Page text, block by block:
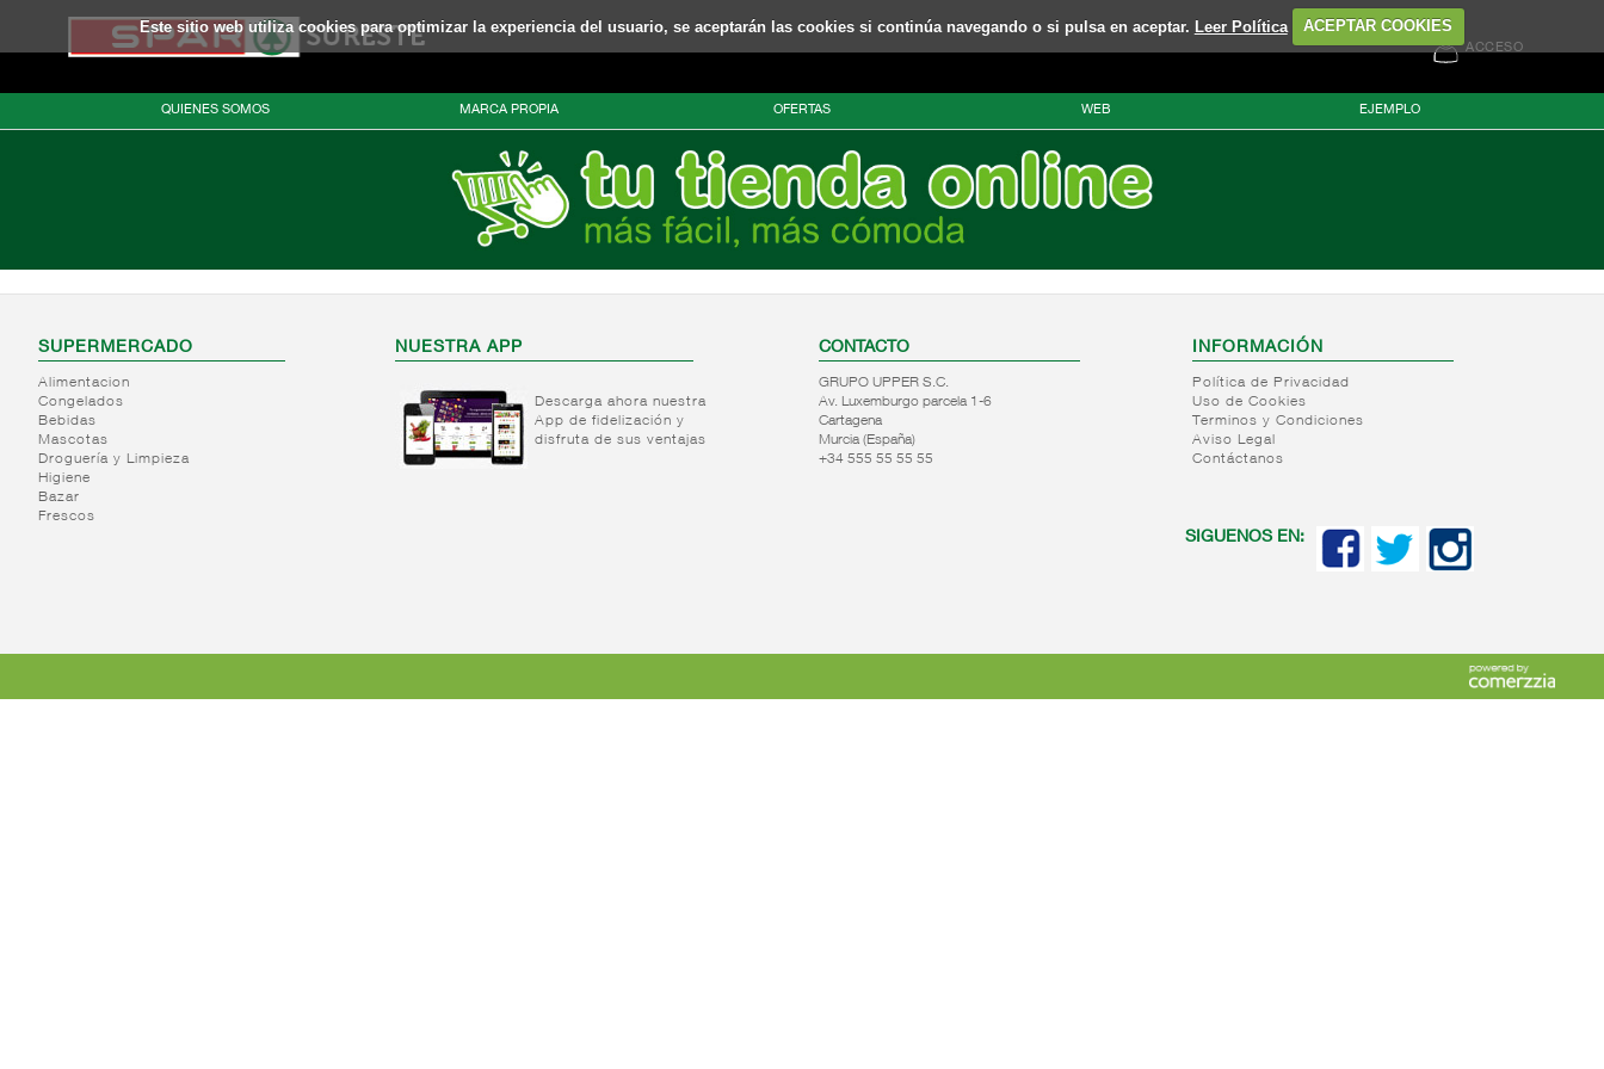
Este sitio web utiliza cookies para optimizar la experiencia del usuario, se aceptarán las cookies si continúa navegando o si pulsa en aceptar. Leer Política ACEPTAR COOKIES
ACCESO
QUIENES SOMOS MARCA PROPIA OFERTAS WEB EJEMPLO
SUPERMERCADO
Alimentacion
Congelados
Bebidas
Mascotas
Droguería y Limpieza
Higiene
Bazar
Frescos
NUESTRA APP
Descarga ahora nuestra
App de fidelización y
disfruta de sus ventajas
CONTACTO
GRUPO UPPER S.C.
Av. Luxemburgo parcela 1-6
Cartagena
Murcia (España)
+34 555 55 55 55
INFORMACIÓN
Política de Privacidad
Uso de Cookies
Terminos y Condiciones
Aviso Legal
Contáctanos
SIGUENOS EN: